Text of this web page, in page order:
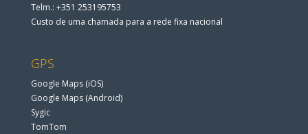
Telm.: +351 253195753
Custo de uma chamada para a rede fixa nacional
GPS
Google Maps (iOS)
Google Maps (Android)
Sygic
TomTom